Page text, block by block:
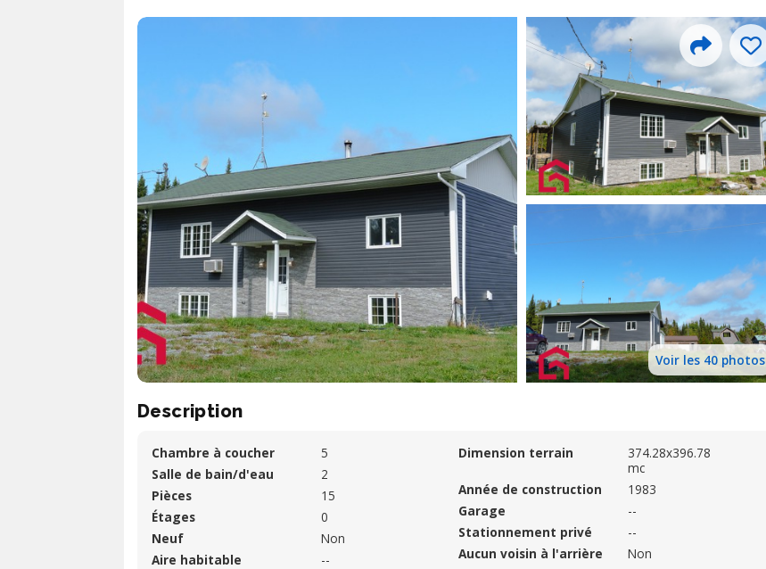
Voir les 40 photos
Description
Chambre à coucher
5
Salle de bain/d'eau
2
Pièces
15
Étages
0
Neuf
Non
Aire habitable
--
Dimension terrain
374.28x396.78
mc
Année de construction
1983
Garage
--
Stationnement privé
--
Aucun voisin à l'arrière
Non